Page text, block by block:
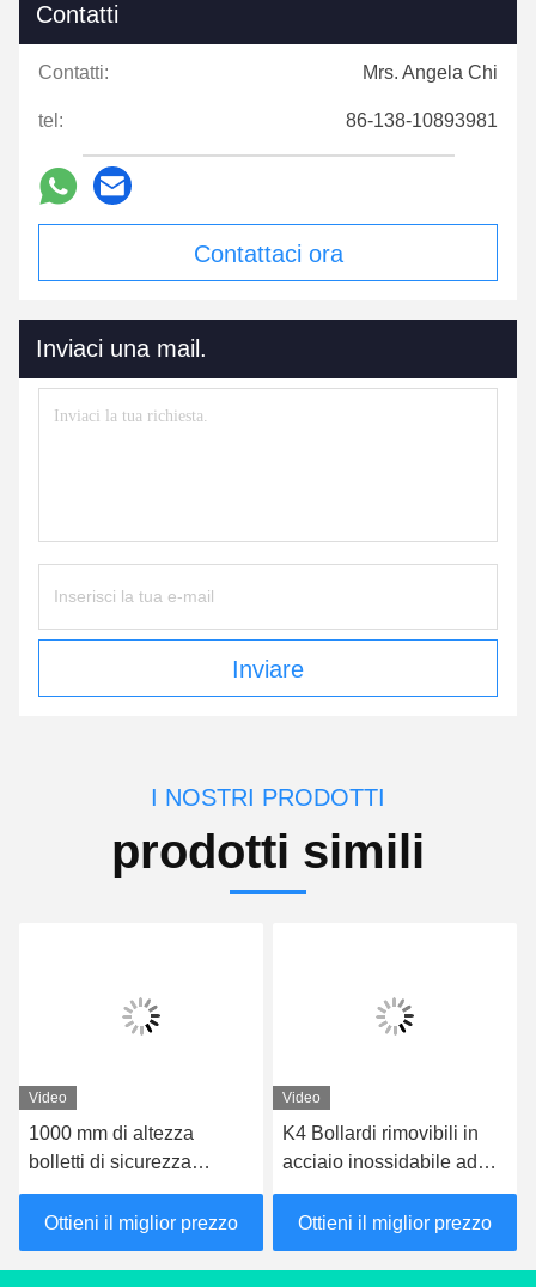
Contatti
Contatti: Mrs. Angela Chi
tel: 86-138-10893981
Contattaci ora
Inviaci una mail.
Inviare
I NOSTRI PRODOTTI
prodotti simili
Video
1000 mm di altezza
bolletti di sicurezza
rimovibili bolletti di traffico
rimovibili 350 mm di
profondità
Ottieni il miglior prezzo
Video
K4 Bollardi rimovibili in
acciaio inossidabile ad
alta visibilità con
certificazione IWA14-1
Ottieni il miglior prezzo